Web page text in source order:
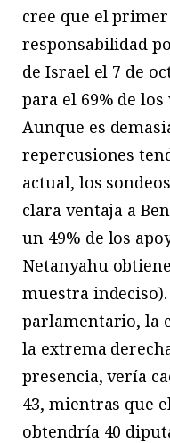
cree que el
responsabilidad
de Israel el 7 de
para el 69% de
Aunque es
repercusiones
actual, los
clara ventaja a
un 49% de los
Netanyahu
muestra
parlamentario, la
la extrema
presencia, vería
43, mientras que
obtendría 40